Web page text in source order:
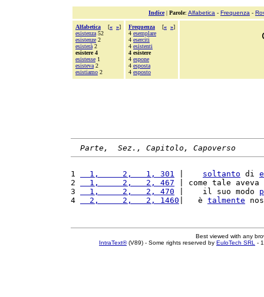
Indice| Parole: Alfabetica - Frequenza -
Alfabetica [« »]
esistenza 52
esistenze 2
esisterà 2
esistere 4
esistesse 1
esisteva 2
esistiamo 2
Frequenza [« »]
4 esemplare
4 eserciti
4 esistenti
4 esistere
4 espone
4 esposta
4 esposto
Parte,  Sez., Capitolo, Capoverso
1
  1,     2,   1, 301
soltanto di
2
  1,     2,   2, 467
| come tale aveva
3
  1,     2,   2, 470
|    il suo modo
4
  2,     2,   2, 1460
|   è talmente
Best viewed with any
IntraText®(V89) - Some rights reserved by EuloTech SRL -